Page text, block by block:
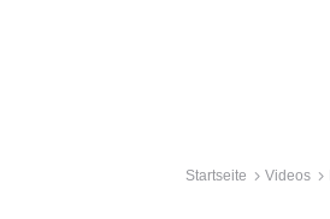
Startseite Videos